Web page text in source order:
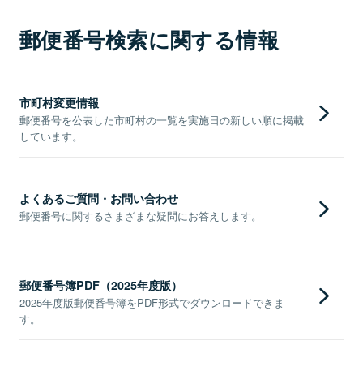
郵便番号検索に関する情報
市町村変更情報
郵便番号を公表した市町村の一覧を実施日の新しい順に掲載
しています。
よくあるご質問・お問い合わせ
郵便番号に関するさまざまな疑問にお答えします。
郵便番号簿PDF（2025年度版）
2025年度版郵便番号簿をPDF形式でダウンロードできま
す。